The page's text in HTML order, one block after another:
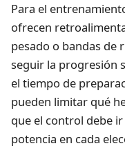
Para el
ofrecen
pesado o bandas de
seguir la progresión
el tiempo de
pueden limitar qué
que el control debe
potencia en cada